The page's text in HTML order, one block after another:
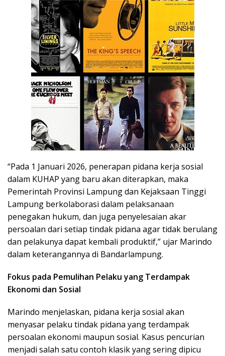
“Pada 1 Januari 2026, penerapan pidana kerja sosial
dalam KUHAP yang baru akan diterapkan, maka
Pemerintah Provinsi Lampung dan Kejaksaan Tinggi
Lampung berkolaborasi dalam pelaksanaan
penegakan hukum, dan juga penyelesaian akar
persoalan dari setiap tindak pidana agar tidak berulang
dan pelakunya dapat kembali produktif,” ujar Marindo
dalam keterangannya di Bandarlampung.
Fokus pada Pemulihan Pelaku yang Terdampak
Ekonomi dan Sosial
Marindo menjelaskan, pidana kerja sosial akan
menyasar pelaku tindak pidana yang terdampak
persoalan ekonomi maupun sosial. Kasus pencurian
menjadi salah satu contoh klasik yang sering dipicu